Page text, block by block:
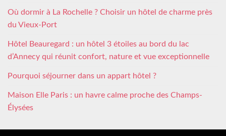
Où dormir à La Rochelle ? Choisir un hôtel de charme près
du Vieux-Port
Hôtel Beauregard : un hôtel 3 étoiles au bord du lac
d’Annecy qui réunit confort, nature et vue exceptionnelle
Pourquoi séjourner dans un appart hôtel ?
Maison Elle Paris : un havre calme proche des Champs-
Élysées